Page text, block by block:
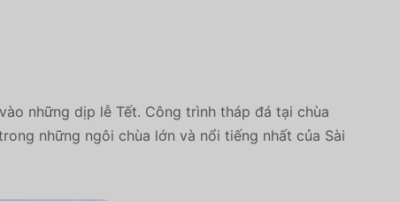
những dịp lễ Tết. Công trình tháp đá tại chùa
những ngôi chùa lớn và nổi tiếng nhất của Sài